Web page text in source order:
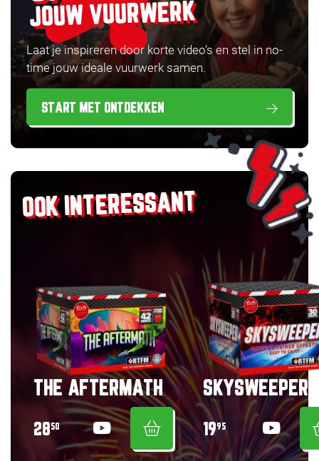
JOUW VUURWERK
Laat je inspireren door korte video’s en stel in no-
time jouw ideale vuurwerk samen.
START MET ONTDEKKEN
OOK INTERESSANT
THE AFTERMATH
2850
SKYSWEEPER
1995